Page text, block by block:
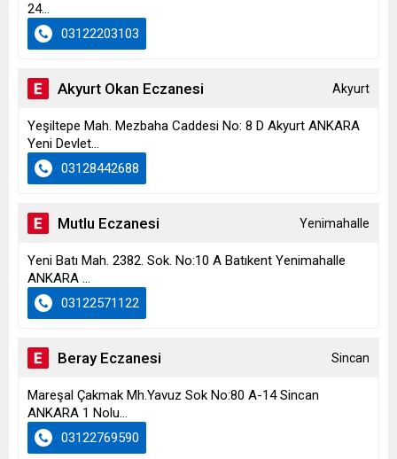
24...
03122203103
Akyurt Okan Eczanesi Akyurt
Yeşiltepe Mah. Mezbaha Caddesi No: 8 D Akyurt ANKARA
Yeni Devlet...
03128442688
Mutlu Eczanesi Yenimahalle
Yeni Batı Mah. 2382. Sok. No:10 A Batıkent Yenimahalle
ANKARA ...
03122571122
Beray Eczanesi Sincan
Mareşal Çakmak Mh.Yavuz Sok No:80 A-14 Sincan
ANKARA 1 Nolu...
03122769590